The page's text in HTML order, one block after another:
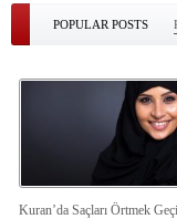
POPULAR POSTS
Kuran’da Saçları Örtmek